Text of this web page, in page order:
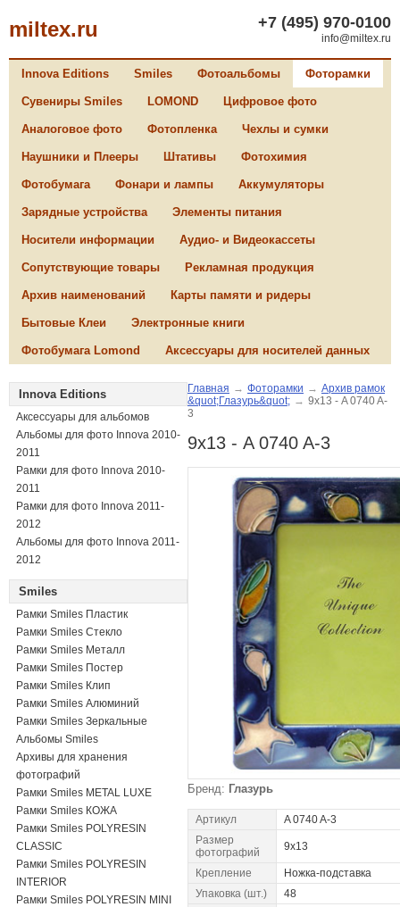
miltex.ru +7 (495) 970-0100
info@miltex.ru
Innova Editions Smiles Фотоальбомы Фоторамки
Сувениры Smiles LOMOND Цифровое фото
Аналоговое фото Фотопленка Чехлы и сумки
Наушники и Плееры Штативы Фотохимия
Фотобумага Фонари и лампы Аккумуляторы
Зарядные устройства Элементы питания
Носители информации Аудио- и Видеокассеты
Сопутствующие товары Рекламная продукция
Архив наименований Карты памяти и ридеры
Бытовые Клеи Электронные книги
Фотобумага Lomond Аксессуары для носителей данных
Innova Editions
Аксессуары для альбомов
Альбомы для фото Innova 2010-
2011
Рамки для фото Innova 2010-
2011
Рамки для фото Innova 2011-
2012
Альбомы для фото Innova 2011-
2012
Smiles
Рамки Smiles Пластик
Рамки Smiles Стекло
Рамки Smiles Металл
Рамки Smiles Постер
Рамки Smiles Клип
Рамки Smiles Алюминий
Рамки Smiles Зеркальные
Альбомы Smiles
Архивы для хранения
фотографий
Рамки Smiles METAL LUXE
Рамки Smiles КОЖА
Рамки Smiles POLYRESIN
CLASSIC
Рамки Smiles POLYRESIN
INTERIOR
Рамки Smiles POLYRESIN MINI
Главная → Фоторамки → Архив рамок
&quot;Глазурь&quot; → 9х13 - A 0740 A-
3
9х13 - A 0740 A-3
Бренд: Глазурь
Артикул
A 0740 A-3
Размер
фотографий
9x13
Крепление
Ножка-подставка
Упаковка (шт.)
48